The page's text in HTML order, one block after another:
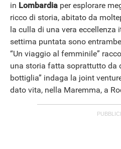
in Lombardia per esplorare
ricco di storia, abitato da
la culla di una vera eccellenza
settima puntata sono
“Un viaggio al femminile”
una storia fatta soprattutto da
bottiglia” indaga la joint
dato vita, nella Maremma, a